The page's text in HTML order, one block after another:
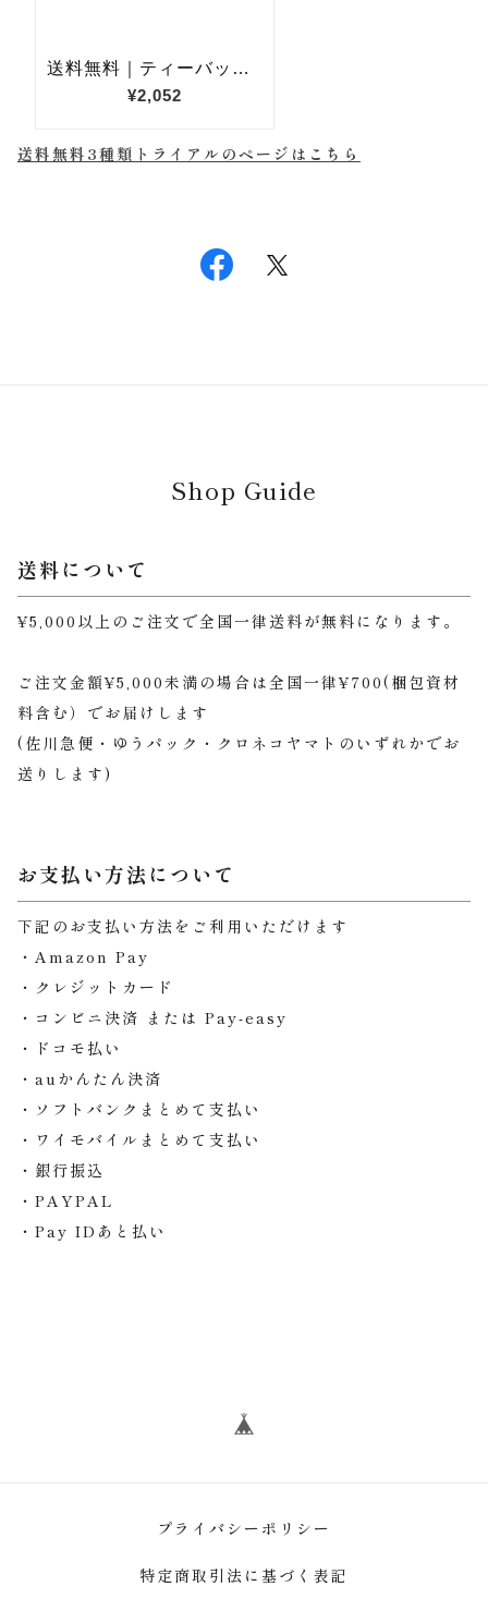
送料無料3種類トライアルのページはこちら
Shop Guide
送料について
¥5,000以上のご注文で全国一律送料が無料になります。
ご注文金額¥5,000未満の場合は全国一律¥700(梱包資材
料含む）でお届けします
(佐川急便・ゆうパック・クロネコヤマトのいずれかでお
送りします)
お支払い方法について
下記のお支払い方法をご利用いただけます
・Amazon Pay
・クレジットカード
・コンビニ決済 または Pay-easy
・ドコモ払い
・auかんたん決済
・ソフトバンクまとめて支払い
・ワイモバイルまとめて支払い
・銀行振込
・PAYPAL
・Pay IDあと払い
プライバシーポリシー
特定商取引法に基づく表記